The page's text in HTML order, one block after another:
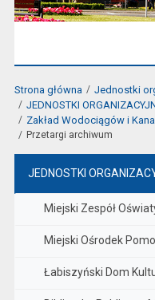
Strona główna
Jednostki
JEDNOSTKI
Zakład Wodociągów i
Przetargi archiwum
JEDNOSTKI
Miejski Zespół
Miejski Ośrodek
Łabiszyński Dom